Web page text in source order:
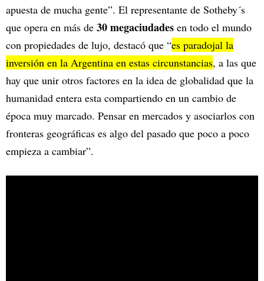
apuesta de mucha gente”. El representante de Sotheby´s
que opera en más de 30 megaciudades en todo el mundo
con propiedades de lujo, destacó que “es paradojal la
inversión en la Argentina en estas circunstancias, a las que
hay que unir otros factores en la idea de globalidad que la
humanidad entera esta compartiendo en un cambio de
época muy marcado. Pensar en mercados y asociarlos con
fronteras geográficas es algo del pasado que poco a poco
empieza a cambiar”.